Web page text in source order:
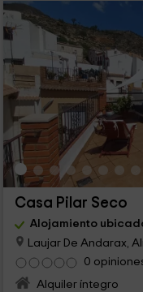
Casa Pilar Seco
Alojamiento
Laujar De Andarax,
0
Alquiler íntegro